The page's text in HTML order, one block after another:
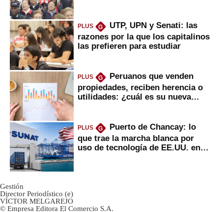
PLUS G
UTP, UPN y Senati: las
razones por la que los capitalinos
las prefieren para estudiar
PLUS G
Peruanos que venden
propiedades, reciben herencia o
utilidades: ¿cuál es su nueva
PLUS G
Puerto de Chancay: lo
que trae la marcha blanca por
uso de tecnología de EE.UU. en
Gestión
Director Periodístico (e)
VÍCTOR MELGAREJO
© Empresa Editora El Comercio S.A.